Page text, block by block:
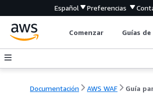
Español Preferencias
Comenzar Guías
Documentación AWS WAF Guía